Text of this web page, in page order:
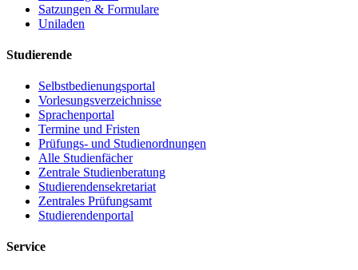
Satzungen & Formulare
Uniladen
Studierende
Selbstbedienungsportal
Vorlesungsverzeichnisse
Sprachenportal
Termine und Fristen
Prüfungs- und Studienordnungen
Alle Studienfächer
Zentrale Studienberatung
Studierendensekretariat
Zentrales Prüfungsamt
Studierendenportal
Service